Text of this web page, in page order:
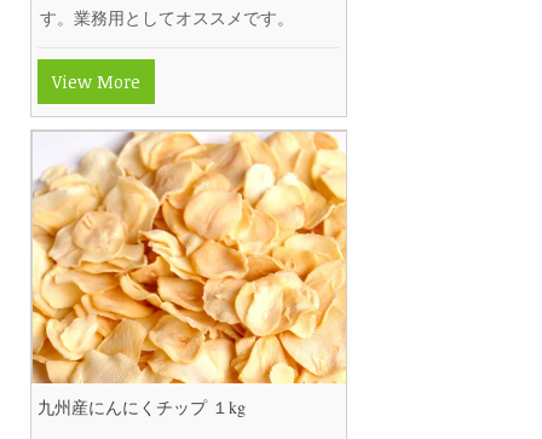
す。業務用としてオススメです。
View More
九州産にんにくチップ １kg